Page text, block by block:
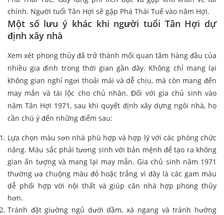
chính. Người tuổi Tân Hợi sẽ gặp Phá Thái Tuế vào năm Hợi.
Một số lưu ý khác khi người tuổi Tân Hợi dự
định xây nhà
Xem xét phong thủy đã trở thành mối quan tâm hàng đầu của
nhiều gia đình trong thời gian gần đây. Không chỉ mang lại
không gian nghỉ ngơi thoải mái và dễ chịu, mà còn mang đến
may mắn và tài lộc cho chủ nhân. Đối với gia chủ sinh vào
năm Tân Hợi 1971, sau khi quyết định xây dựng ngôi nhà, họ
cần chú ý đến những điểm sau:
Lựa chọn màu sơn nhà phù hợp và hợp lý với các phòng chức
năng. Màu sắc phải tương sinh với bản mệnh để tạo ra không
gian ấn tượng và mang lại may mắn. Gia chủ sinh năm 1971
thường ưa chuộng màu đỏ hoặc trắng vì đây là các gam màu
dễ phối hợp với nội thất và giúp căn nhà hợp phong thủy
hơn.
Tránh đặt giường ngủ dưới dầm, xà ngang và tránh hướng